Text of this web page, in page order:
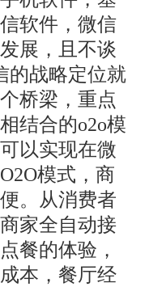
软件，微信
展，且不谈
的战略定位就
桥梁，重点
结合的o2o模
以实现在微
模式，商
。从消费者
家全自动接
餐的体验，
本，餐厅经